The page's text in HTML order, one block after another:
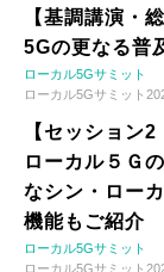
【基調講演・
5Gの更なる普
ローカル5Gサミット
ローカル5Gサミット
【セッション
ローカル５Ｇ
なシン・ロー
機能もご紹介
ローカル5Gサミット
ローカル5Gサミット